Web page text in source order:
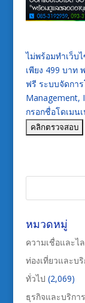
ไม่พร้อมทำเว็บ
เพียง 499 บาท
ฟรี ระบบจัดกา
Management,
กรอกชื่อโดเมน
หมวดหมู่
ความเชื่อและไ
ท่องเที่ยวและบ
ทั่วไป (2,069)
ธุรกิจและบริกา